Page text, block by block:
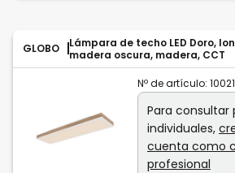
GLOBO
Lámpara de techo LED Doro,
madera oscura, madera, CCT
Nº de artículo:
Para consultar
individuales,
cuenta como
profesional